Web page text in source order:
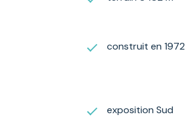
construit en 1972
exposition Sud